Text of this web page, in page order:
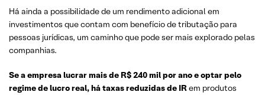
Há ainda a possibilidade de um rendimento adicional em
investimentos que contam com benefício de tributação para
pessoas jurídicas, um caminho que pode ser mais explorado pelas
companhias.
Se a empresa lucrar mais de R$ 240 mil por ano e optar pelo
regime de lucro real, há taxas reduzidas de IRem produtos